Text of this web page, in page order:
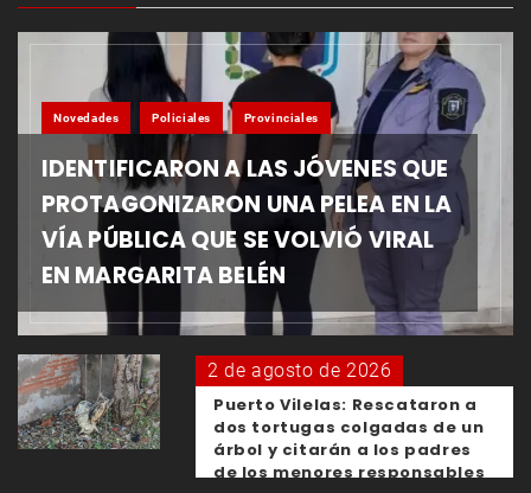
Novedades Policiales Provinciales
IDENTIFICARON A LAS JÓVENES QUE
PROTAGONIZARON UNA PELEA EN LA
VÍA PÚBLICA QUE SE VOLVIÓ VIRAL
EN MARGARITA BELÉN
2 de agosto de 2026
Puerto Vilelas: Rescataron a
dos tortugas colgadas de un
árbol y citarán a los padres
de los menores responsables